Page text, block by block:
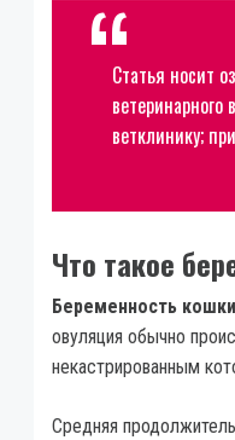
Статья носит
ветклинику;
Что такое
Беременность кошки
овуляция обычно
некастрированным
Средняя